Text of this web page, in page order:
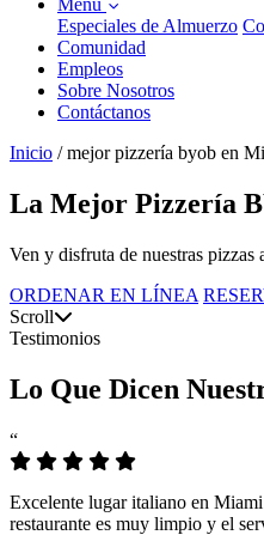
Menú
Especiales de Almuerzo
Comunidad
Empleos
Sobre Nosotros
Contáctanos
Inicio / mejor pizzería byob en
La Mejor Pizzería
Ven y disfruta de nuestras pizzas
ORDENAR EN LÍNEA
Scroll
Testimonios
Lo Que Dicen
“
Excelente lugar italiano en
restaurante es muy limpio y el